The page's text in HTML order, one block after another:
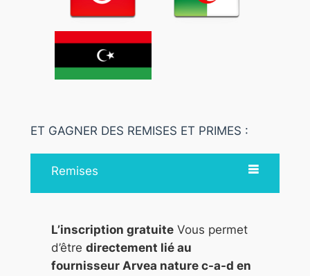
ET GAGNER DES REMISES ET PRIMES :
Remises
L’inscription gratuiteVous permet
d’être directement lié au
fournisseur Arvea nature c-a-d en